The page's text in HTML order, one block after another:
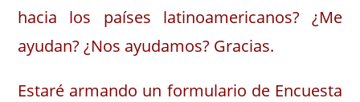
hacia los países latinoamericanos? ¿Me
ayudan? ¿Nos ayudamos? Gracias.
Estaré armando un formulario de Encuesta